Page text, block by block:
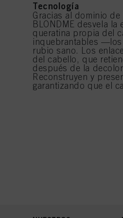
Tecnología
Gracias al dominio de
BLONDME desvela
queratina propia del
inquebrantables
rubio sano. Los
del cabello, que
después de la
Reconstruyen y
garantizando que el